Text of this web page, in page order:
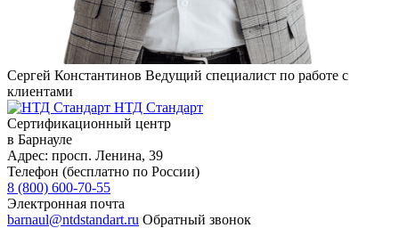
Сергей Константинов Ведущий специалист по работе с
клиентами
НТД Стандарт
Сертификационный центр
в Барнауле
Адрес: просп. Ленина, 39
Телефон (бесплатно по России)
8 (800) 600-70-55
Электронная почта
barnaul@ntdstandart.ru Обратный звонок